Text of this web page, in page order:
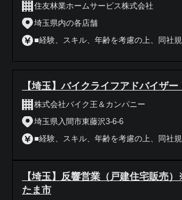
住友林業ホームサービス株式会社
埼玉県内の各店舗
■経験、スキル、年齢を考慮の上、同社
【埼玉】バイクライフアドバイザー
株式会社バイク王＆カンパニー
埼玉県入間市東藤沢3-6-6
■経験、スキル、年齢を考慮の上、同社
【埼玉】反響営業（戸建住宅販売
たま市